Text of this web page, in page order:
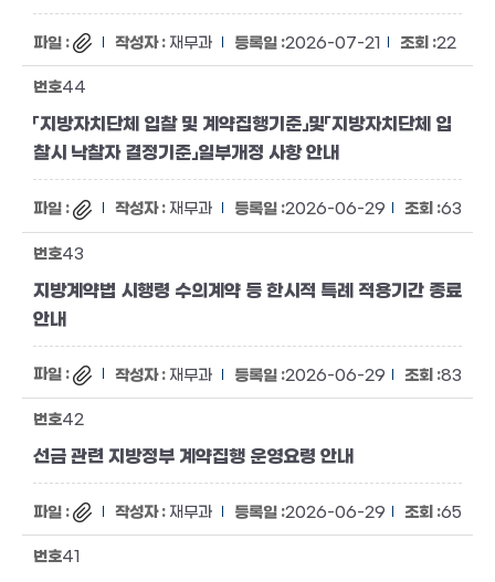
재무과 2026-07-21 22
44
「지방자치단체 입찰 및 계약집행기준」및「지방자치단체 입
찰시 낙찰자 결정기준」일부개정 사항 안내
재무과 2026-06-29 63
43
지방계약법 시행령 수의계약 등 한시적 특례 적용기간 종료
안내
재무과 2026-06-29 83
42
선금 관련 지방정부 계약집행 운영요령 안내
재무과 2026-06-29 65
41